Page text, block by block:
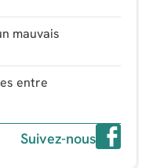
mauvais
entre
Suivez-nous